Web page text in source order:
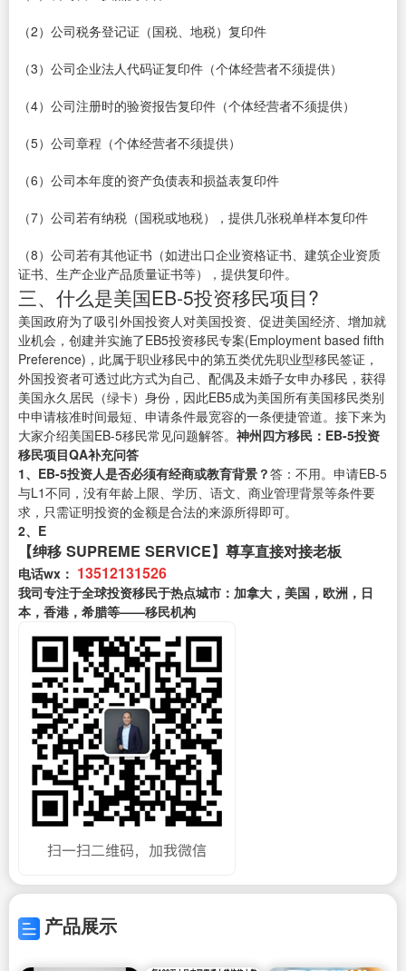
（2）公司税务登记证（国税、地税）复印件
（3）公司企业法人代码证复印件（个体经营者不须提供）
（4）公司注册时的验资报告复印件（个体经营者不须提供）
（5）公司章程（个体经营者不须提供）
（6）公司本年度的资产负债表和损益表复印件
（7）公司若有纳税（国税或地税），提供几张税单样本复印件
（8）公司若有其他证书（如进出口企业资格证书、建筑企业资质
证书、生产企业产品质量证书等），提供复印件。
三、什么是美国EB-5投资移民项目?
美国政府为了吸引外国投资人对美国投资、促进美国经济、增加就
业机会，创建并实施了EB5投资移民专案(Employment based fifth
Preference)，此属于职业移民中的第五类优先职业型移民签证，
外国投资者可透过此方式为自己、配偶及未婚子女申办移民，获得
美国永久居民（绿卡）身份，因此EB5成为美国所有美国移民类别
中申请核准时间最短、申请条件最宽容的一条便捷管道。接下来为
大家介绍美国EB-5移民常见问题解答。 神州四方移民： EB-5投资
移民项目QA补充问答
1、EB-5投资人是否必须有经商或教育背景？答：不用。申请EB-5
与L1不同，没有年龄上限、学历、语文、商业管理背景等条件要
求，只需证明投资的金额是合法的来源所得即可。
2、E
【绅移 SUPREME SERVICE】尊享直接对接老板
电话wx： 13512131526
我司专注于全球投资移民于热点城市：加拿大，美国，欧洲，日
本，香港，希腊等——移民机构
产品展示